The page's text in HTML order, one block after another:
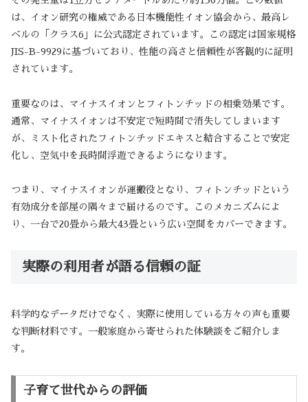
は、イオン研究の権威である日本機能性イオン協会から、最高レ
ベルの「クラス6」に公式認定されています。この認定は国家規格
JIS-B-9929に基づいており、性能の高さと信頼性が客観的に証明
されています。
重要なのは、マイナスイオンとフィトンチッドの相乗効果です。
通常、マイナスイオンは不安定で短時間で消失してしまいます
が、ミスト化されたフィトンチッドエキスと結合することで安定
化し、空気中を長時間浮遊できるようになります。
つまり、マイナスイオンが運搬役となり、フィトンチッドという
有効成分を部屋の隅々まで届けるのです。このメカニズムによ
り、一台で20畳から最大43畳という広い空間をカバーできます。
実際の利用者が語る信頼の証
科学的なデータだけでなく、実際に使用している方々の声も重要
な判断材料です。一般家庭から寄せられた体験談をご紹介しま
す。
子育て世代からの評価